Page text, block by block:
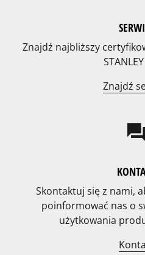
Znajdź najbliższy
Znajdź
question_answer
Skontaktuj się z nami,
poinformować nas o
użytkowania